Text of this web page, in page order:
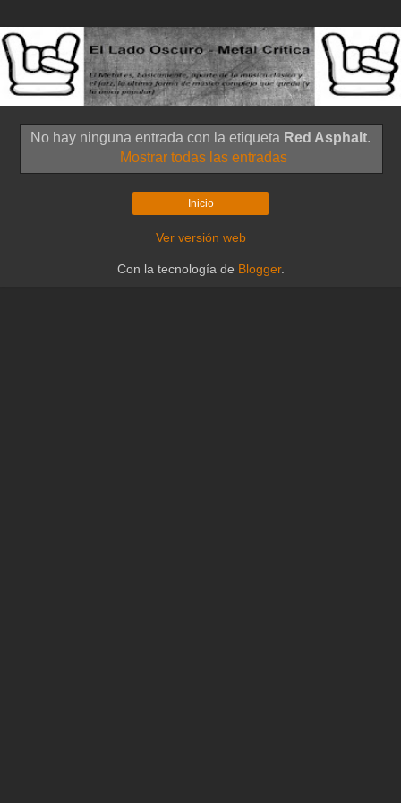
No hay ninguna entrada con la etiqueta Red Asphalt.
Mostrar todas las entradas
Inicio
Ver versión web
Con la tecnología de Blogger.